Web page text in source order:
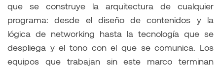
que se construye la arquitectura de cualquier
programa: desde el diseño de contenidos y la
lógica de networking hasta la tecnología que se
despliega y el tono con el que se comunica. Los
equipos que trabajan sin este marco terminan